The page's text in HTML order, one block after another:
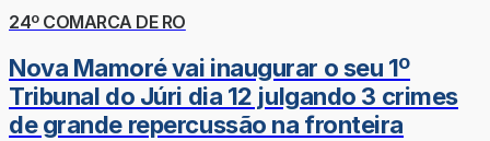
24º COMARCA DE RO
Nova Mamoré vai inaugurar o seu 1º
Tribunal do Júri dia 12 julgando 3 crimes
de grande repercussão na fronteira